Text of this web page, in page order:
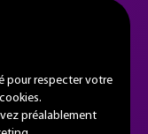
pour respecter votre
préalablement